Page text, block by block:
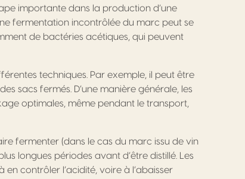
importante dans la production d’une
fermentation incontrôlée du marc peut se
de bactéries acétiques, qui peuvent
techniques. Par exemple, il peut être
sacs fermés. D’une manière générale, les
optimales, même pendant le transport,
fermenter (dans le cas du marc issu de vin
longues périodes avant d’être distillé. Les
contrôler l’acidité, voire à l’abaisser